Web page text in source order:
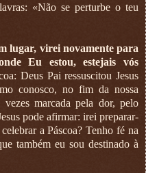
«Não se perturbe o teu
lugar, virei novamente para
Eu estou, estejais vós
Deus Pai ressuscitou Jesus
conosco, no fim da nossa
marcada pela dor, pelo
pode afirmar: irei preparar-
a Páscoa? Tenho fé na
também eu sou destinado à